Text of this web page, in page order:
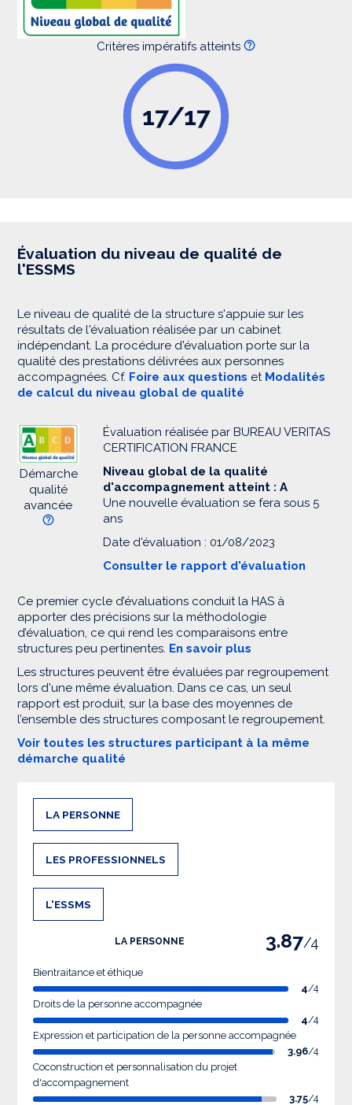
Critères impératifs atteints
17/17
Évaluation du niveau de qualité de
l'ESSMS
Le niveau de qualité de la structure s'appuie sur les
résultats de l'évaluation réalisée par un cabinet
indépendant. La procédure d'évaluation porte sur la
qualité des prestations délivrées aux personnes
accompagnées. Cf. Foire aux questions et Modalités
de calcul du niveau global de qualité
Démarche
qualité
avancée
Évaluation réalisée par BUREAU VERITAS
CERTIFICATION FRANCE
Niveau global de la qualité
d'accompagnement atteint : A
Une nouvelle évaluation se fera sous 5
ans
Date d'évaluation : 01/08/2023
Consulter le rapport d'évaluation
Ce premier cycle d’évaluations conduit la HAS à
apporter des précisions sur la méthodologie
d’évaluation, ce qui rend les comparaisons entre
structures peu pertinentes. En savoir plus
Les structures peuvent être évaluées par regroupement
lors d'une même évaluation. Dans ce cas, un seul
rapport est produit, sur la base des moyennes de
l’ensemble des structures composant le regroupement.
Voir toutes les structures participant à la même
démarche qualité
LA PERSONNE
LES PROFESSIONNELS
L'ESSMS
LA PERSONNE 3.87/4
Bientraitance et éthique
4/4
Droits de la personne accompagnée
4/4
Expression et participation de la personne accompagnée
3.96/4
Coconstruction et personnalisation du projet
d'accompagnement
3.75/4